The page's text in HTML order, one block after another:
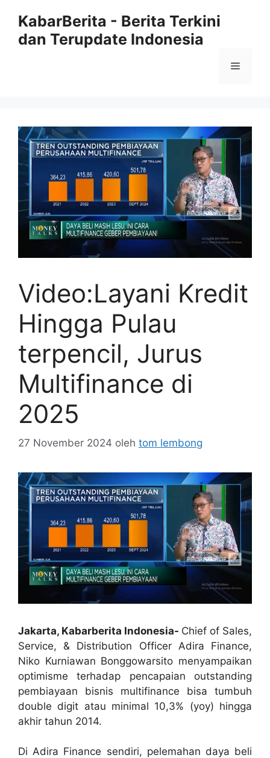
KabarBerita - Berita Terkini
dan Terupdate Indonesia
Menu
Video:Layani Kredit
Hingga Pulau
terpencil, Jurus
Multifinance di
2025
27 November 2024 oleh tom lembong
Jakarta, Kabarberita Indonesia- Chief of Sales,
Service, & Distribution Officer Adira Finance,
Niko Kurniawan Bonggowarsito menyampaikan
optimisme terhadap pencapaian outstanding
pembiayaan bisnis multifinance bisa tumbuh
double digit atau minimal 10,3% (yoy) hingga
akhir tahun 2014.
Di Adira Finance sendiri, pelemahan daya beli